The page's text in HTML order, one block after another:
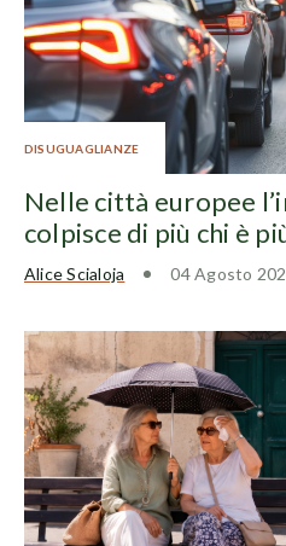
DISUGUAGLIANZE
Nelle città europee
colpisce di più chi è
Alice Scialoja 04 Agosto